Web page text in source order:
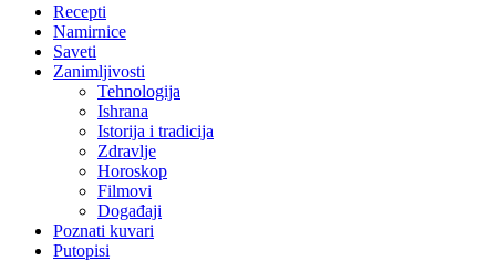
Recepti
Namirnice
Saveti
Zanimljivosti
Tehnologija
Ishrana
Istorija i tradicija
Zdravlje
Horoskop
Filmovi
Događaji
Poznati kuvari
Putopisi